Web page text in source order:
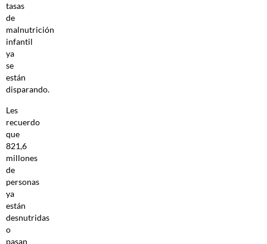
tasas
de
malnutrición
infantil
ya
se
están
disparando.
Les
recuerdo
que
821,6
millones
de
personas
ya
están
desnutridas
o
pasan